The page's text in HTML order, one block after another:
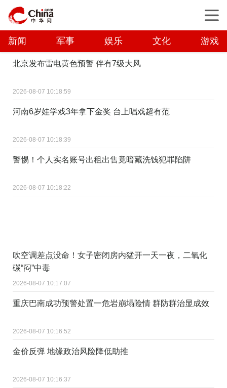
新闻 军事 娱乐 文化 游戏
北京发布雷电黄色预警 伴有7级大风
2026-08-07 10:18:59
河南6岁娃学戏3年拿下金奖 台上唱戏超有范
2026-08-07 10:18:39
警惕！个人实名账号出租出售竟暗藏洗钱犯罪陷阱
2026-08-07 10:18:22
吹空调差点没命！女子密闭房内猛开一天一夜，二氧化
碳“闷”中毒
2026-08-07 10:17:07
重庆巴南成功预警处置一危岩崩塌险情 群防群治显成效
2026-08-07 10:16:52
金价反弹 地缘政治风险降低助推
2026-08-07 10:16:37